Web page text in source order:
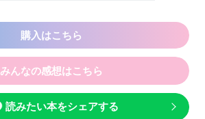
購入はこちら
みんなの感想はこちら
読みたい本をシェアする